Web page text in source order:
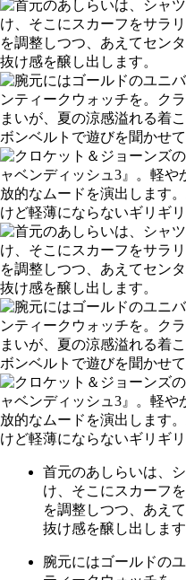
首元のあしらいは、
け、そこにスカーフ
を調整しつつ、あえ
抜け感を醸し出します
腕元にはゴールドの